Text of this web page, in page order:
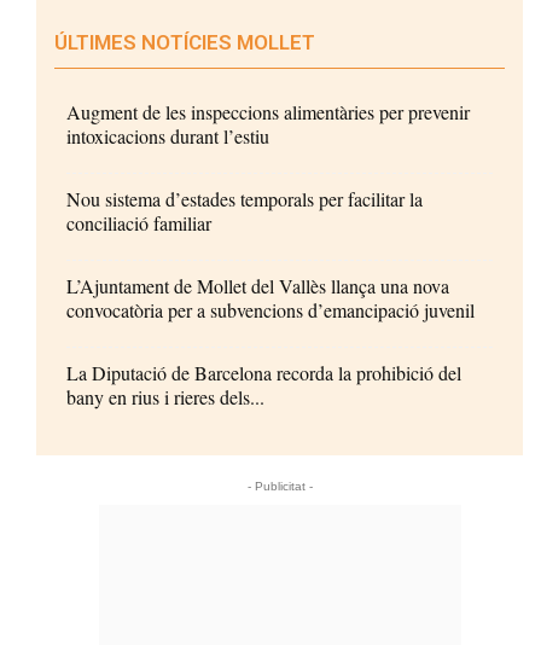
ÚLTIMES NOTÍCIES MOLLET
Augment de les inspeccions alimentàries per prevenir
intoxicacions durant l’estiu
Nou sistema d’estades temporals per facilitar la
conciliació familiar
L’Ajuntament de Mollet del Vallès llança una nova
convocatòria per a subvencions d’emancipació juvenil
La Diputació de Barcelona recorda la prohibició del
bany en rius i rieres dels...
- Publicitat -